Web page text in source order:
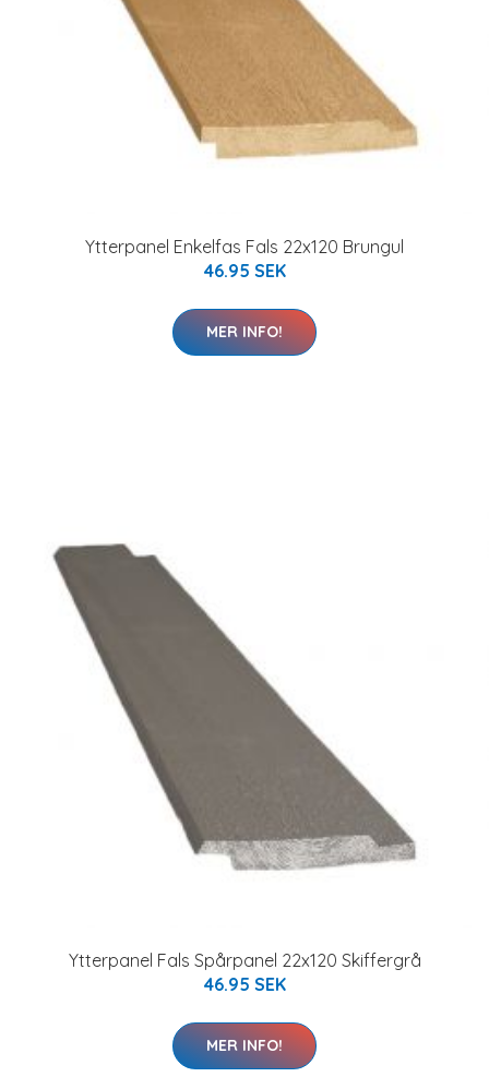
Ytterpanel Enkelfas Fals 22x120 Brungul
46.95 SEK
MER INFO!
Ytterpanel Fals Spårpanel 22x120 Skiffergrå
46.95 SEK
MER INFO!